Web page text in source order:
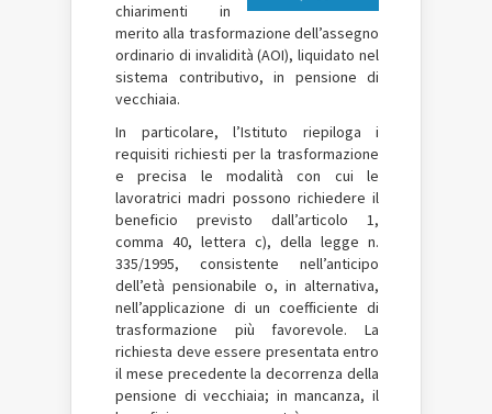
chiarimenti in
merito alla trasformazione dell’assegno
ordinario di invalidità (AOI), liquidato nel
sistema contributivo, in pensione di
vecchiaia.
In particolare, l’Istituto riepiloga i
requisiti richiesti per la trasformazione
e precisa le modalità con cui le
lavoratrici madri possono richiedere il
beneficio previsto dall’articolo 1,
comma 40, lettera c), della legge n.
335/1995, consistente nell’anticipo
dell’età pensionabile o, in alternativa,
nell’applicazione di un coefficiente di
trasformazione più favorevole. La
richiesta deve essere presentata entro
il mese precedente la decorrenza della
pensione di vecchiaia; in mancanza, il